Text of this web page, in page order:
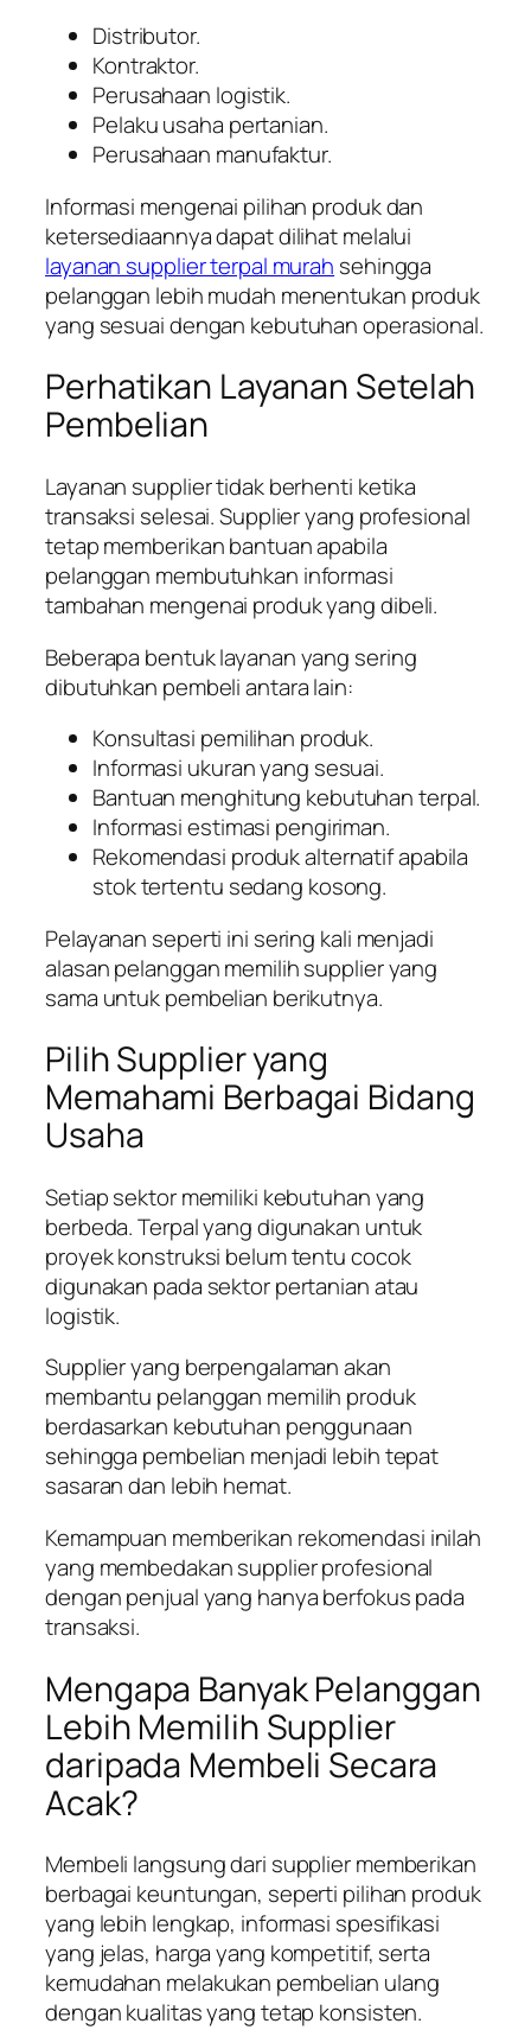
Distributor.
Kontraktor.
Perusahaan logistik.
Pelaku usaha pertanian.
Perusahaan manufaktur.
Informasi mengenai pilihan produk dan
ketersediaannya dapat dilihat melalui
layanan supplier terpal murah sehingga
pelanggan lebih mudah menentukan produk
yang sesuai dengan kebutuhan operasional.
Perhatikan Layanan Setelah
Pembelian
Layanan supplier tidak berhenti ketika
transaksi selesai. Supplier yang profesional
tetap memberikan bantuan apabila
pelanggan membutuhkan informasi
tambahan mengenai produk yang dibeli.
Beberapa bentuk layanan yang sering
dibutuhkan pembeli antara lain:
Konsultasi pemilihan produk.
Informasi ukuran yang sesuai.
Bantuan menghitung kebutuhan terpal.
Informasi estimasi pengiriman.
Rekomendasi produk alternatif apabila
stok tertentu sedang kosong.
Pelayanan seperti ini sering kali menjadi
alasan pelanggan memilih supplier yang
sama untuk pembelian berikutnya.
Pilih Supplier yang
Memahami Berbagai Bidang
Usaha
Setiap sektor memiliki kebutuhan yang
berbeda. Terpal yang digunakan untuk
proyek konstruksi belum tentu cocok
digunakan pada sektor pertanian atau
logistik.
Supplier yang berpengalaman akan
membantu pelanggan memilih produk
berdasarkan kebutuhan penggunaan
sehingga pembelian menjadi lebih tepat
sasaran dan lebih hemat.
Kemampuan memberikan rekomendasi inilah
yang membedakan supplier profesional
dengan penjual yang hanya berfokus pada
transaksi.
Mengapa Banyak Pelanggan
Lebih Memilih Supplier
daripada Membeli Secara
Acak?
Membeli langsung dari supplier memberikan
berbagai keuntungan, seperti pilihan produk
yang lebih lengkap, informasi spesifikasi
yang jelas, harga yang kompetitif, serta
kemudahan melakukan pembelian ulang
dengan kualitas yang tetap konsisten.